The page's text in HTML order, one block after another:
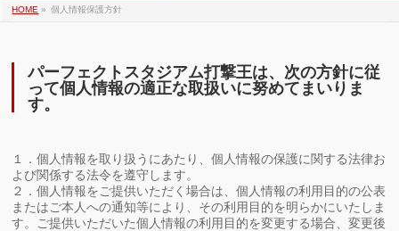
HOME » 個人情報保護方針
パーフェクトスタジアム打撃王は、次の方針に従
って個人情報の適正な取扱いに努めてまいりま
す。
１．個人情報を取り扱うにあたり、個人情報の保護に関する法律お
よび関係する法令を遵守します。
２．個人情報をご提供いただく場合は、個人情報の利用目的の公表
またはご本人への通知等により、その利用目的を明らかにいたしま
す。ご提供いただいた個人情報の利用目的を変更する場合、変更後